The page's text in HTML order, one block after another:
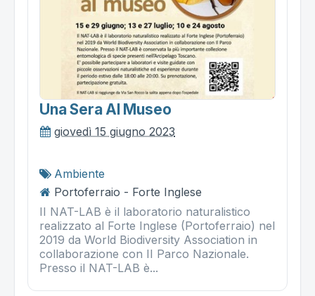
Una Sera Al Museo
giovedì 15 giugno 2023
Ambiente
Portoferraio - Forte Inglese
II NAT-LAB è il laboratorio naturalistico
realizzato al Forte Inglese (Portoferraio) nel
2019 da World Biodiversity Association in
collaborazione con II Parco Nazionale.
Presso il NAT-LAB è...